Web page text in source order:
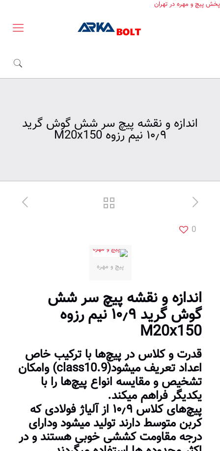
پخش پیچ و مهره در تهران
اندازه و نقشه پیچ سر شش گوش گرید
۱۰٫۹ نیم رزوه M20x150
0
پیچ و مهره
اندازه و نقشه پیچ سر شش
گوش گرید ۱۰٫۹ نیم رزوه
M20x150
قدرت و کلاس درپیچ‌ها با ترکیب خاص
اعداد تعریف میشود(class10.9) وامکان
تشخیص و مقایسه انواع پیچ‌ها را با
یکدیگر فراهم میکند.
پیچ‌های کلاس ۱۰٫۹ از آلیاژ فولادی که
کربن متوسط دارند تولید میشود ودارای
درجه مقاومت کششی خوبی هستند و در